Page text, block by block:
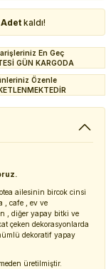
kaldı!
En Geç
GÜN KARGODA
Özenle
ailesinin bircok cinsi
, cafe , ev ve
, diğer yapay bitki ve
çeken dekorasyonlarda
dekoratif yapay
üretilmiştir.